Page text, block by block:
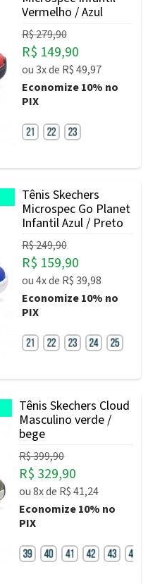
Vermelho / Azul
R$ 279,90
R$ 149,90
ou3xde R$ 49,97
Economize10% no
PIX
Tênis Skechers
Microspec Go Planet
Infantil Azul / Preto
R$ 249,90
R$ 159,90
ou4xde R$ 39,98
Economize10% no
PIX
Tênis Skechers Cloud
Masculino verde /
bege
R$ 399,90
R$ 329,90
ou8xde R$ 41,24
Economize10% no
PIX